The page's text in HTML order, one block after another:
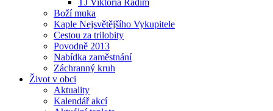
TJ Viktoria Radim
Boží muka
Kaple Nejsvětějšího Vykupitele
Cestou za trilobity
Povodně 2013
Nabídka zaměstnání
Záchranný kruh
Život v obci
Aktuality
Kalendář akcí